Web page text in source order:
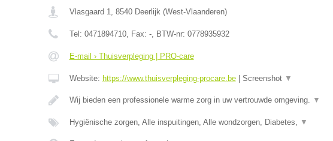
Vlasgaard 1, 8540 Deerlijk(West-Vlaanderen)
Tel: 0471894710, Fax: -, BTW-nr: 0778935932
E-mail › Thuisverpleging | PRO-care
Website: https://www.thuisverpleging-procare.be| Screenshot ▼
Wij bieden een professionele warme zorg in uw vertrouwde omgeving. ▼
Hygiënische zorgen, Alle inspuitingen, Alle wondzorgen, Diabetes, ▼